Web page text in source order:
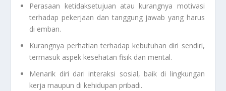
Perasaan ketidaksetujuan atau kurangnya motivasi
terhadap pekerjaan dan tanggung jawab yang harus
di emban.
Kurangnya perhatian terhadap kebutuhan diri sendiri,
termasuk aspek kesehatan fisik dan mental.
Menarik diri dari interaksi sosial, baik di lingkungan
kerja maupun di kehidupan pribadi.